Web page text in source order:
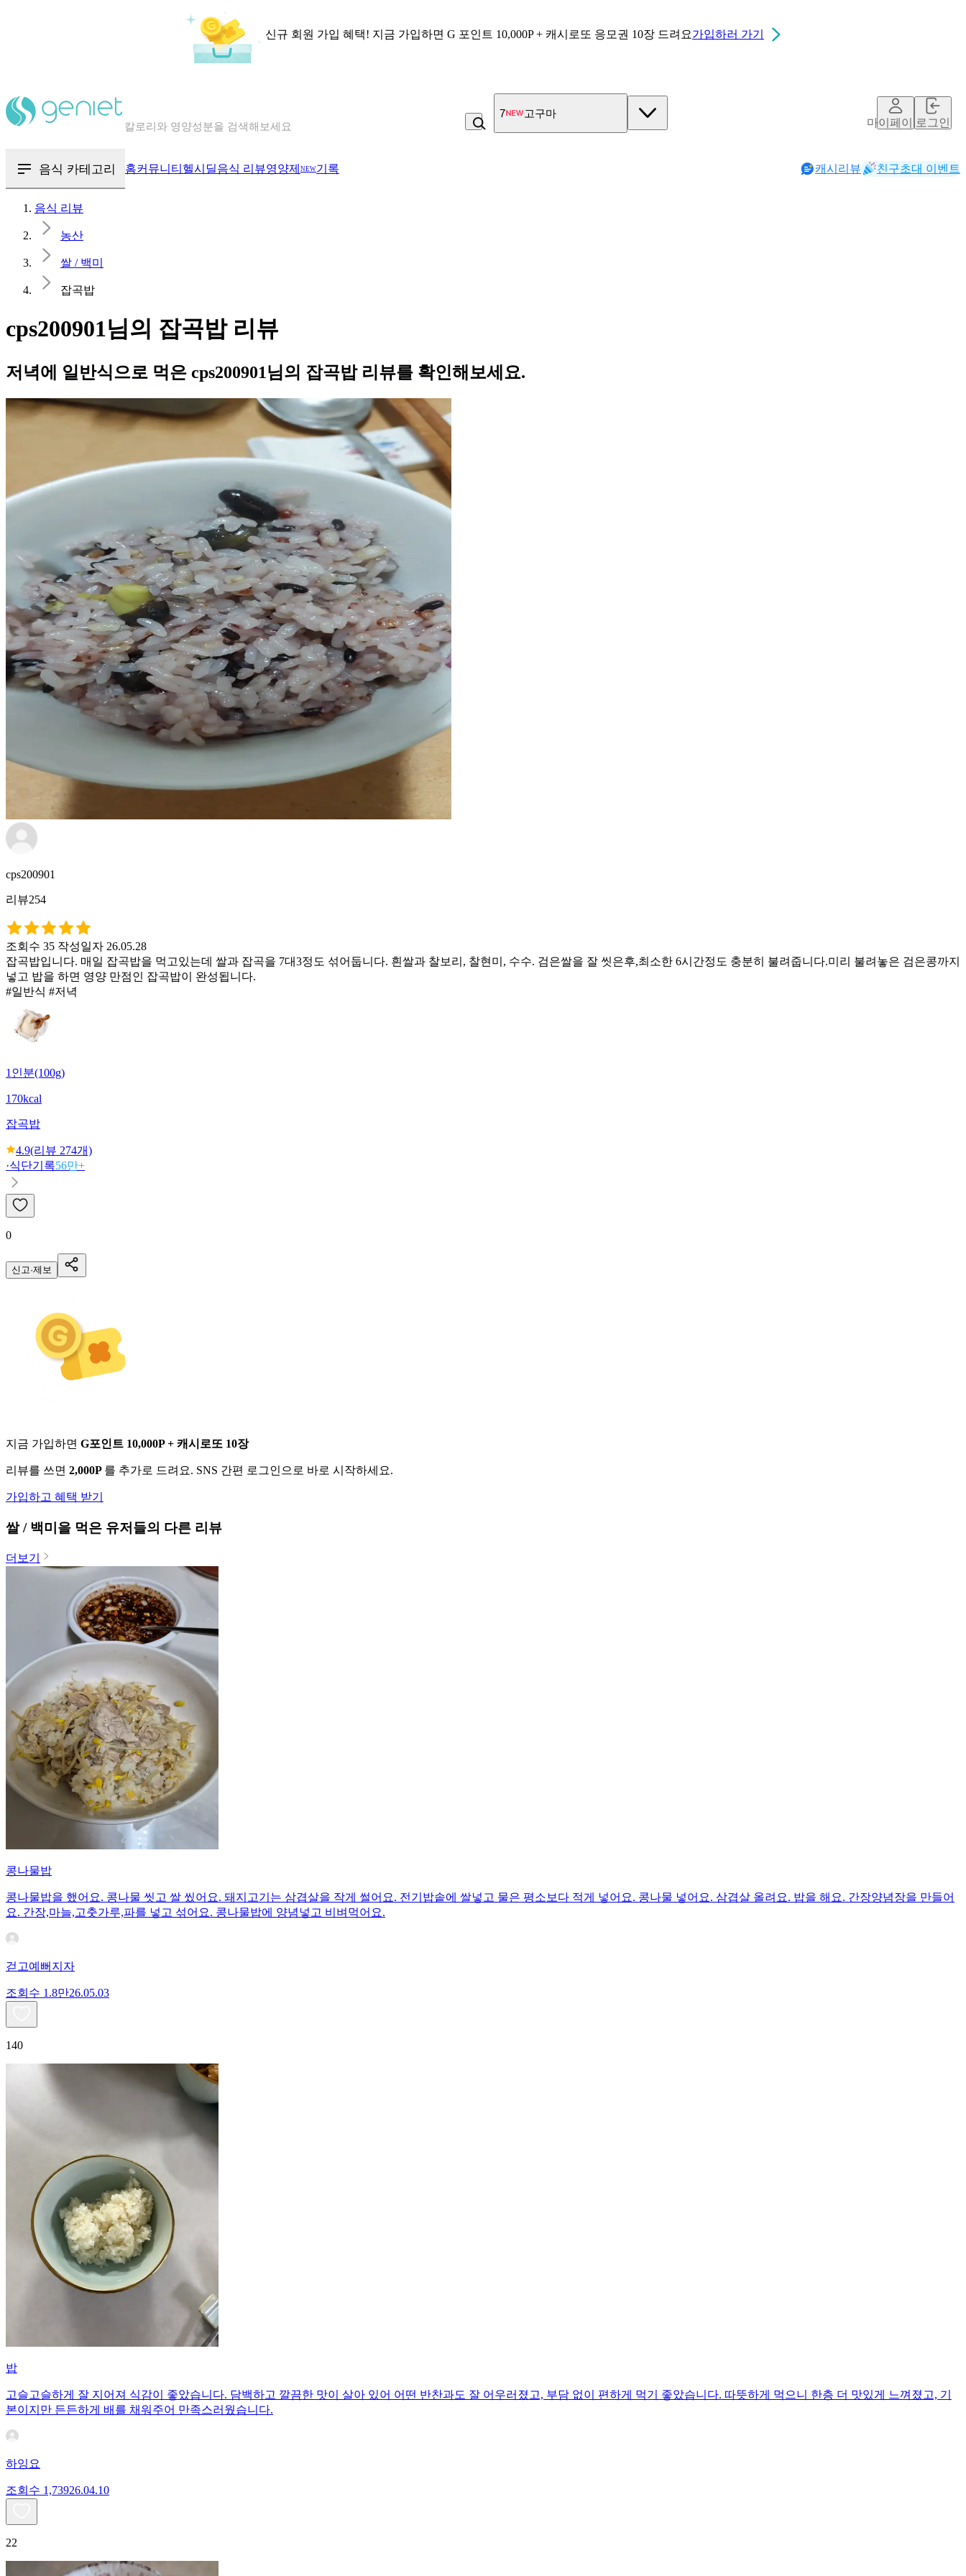
신규 회원 가입 혜택! 지금 가입하면 G 포인트 10,000P + 캐시로또 응모권 10장 드려요가입하러 가기
혈당 · 다이어트 음식 검색해보세요
7 고구마
마이페이지로그인
음식 카테고리 홈커뮤니티 헬시딜음식 리뷰영양제 NEW기록 캐시리뷰 친구초대 이벤트
음식 리뷰
농산
쌀 / 백미
잡곡밥
cps200901님의 잡곡밥 리뷰
저녁에 일반식으로 먹은 cps200901님의 잡곡밥 리뷰를 확인해보세요.
cps200901
리뷰254
조회수 35 작성일자 26.05.28
잡곡밥입니다. 매일 잡곡밥을 먹고있는데 쌀과 잡곡을 7대3정도 섞어둡니다. 흰쌀과 찰보리, 찰현미, 수수. 검은쌀을 잘 씻은후,최소한 6시간정도 충분히 불려줍니다.미리 불려놓은 검은콩까지
넣고 밥을 하면 영양 만점인 잡곡밥이 완성됩니다.
#일반식 #저녁
1인분(100g)
170kcal
잡곡밥
4.9(리뷰 274개)
·식단기록56만+
0
신고·제보
지금 가입하면 G포인트 10,000P + 캐시로또 10장
리뷰를 쓰면 2,000P 를 추가로 드려요. SNS 간편 로그인으로 바로 시작하세요.
가입하고 혜택 받기
쌀 / 백미 을 먹은 유저들의 다른 리뷰
더보기
콩나물밥
콩나물밥을 했어요. 콩나물 씻고 쌀 씼어요. 돼지고기는 삼겹살을 작게 썰어요. 전기밥솥에 쌀넣고 물은 평소보다 적게 넣어요. 콩나물 넣어요. 삼겹살 올려요. 밥을 해요. 간장양념장을 만들어
요. 간장,마늘,고춧가루,파를 넣고 섞어요. 콩나물밥에 양념넣고 비벼먹어요.
걷고예뻐지자
조회수 1.8만26.05.03
140
밥
고슬고슬하게 잘 지어져 식감이 좋았습니다. 담백하고 깔끔한 맛이 살아 있어 어떤 반찬과도 잘 어우러졌고, 부담 없이 편하게 먹기 좋았습니다. 따뜻하게 먹으니 한층 더 맛있게 느껴졌고, 기
본이지만 든든하게 배를 채워주어 만족스러웠습니다.
하잉요
조회수 1,73926.04.10
22